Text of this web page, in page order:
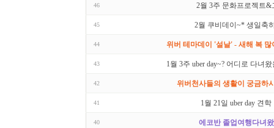
46 2월 3주 문화프로젝트&
45 2월 쿠비데이~* 생일축
44 위버 테마데이 '설날' - 새해 복
43 1월 3주 uber day~? 어디로 다녀
42 위버천사들의 생활이 궁금하
41 1월 21일 uber day 견
40 에코반 졸업여행다녀